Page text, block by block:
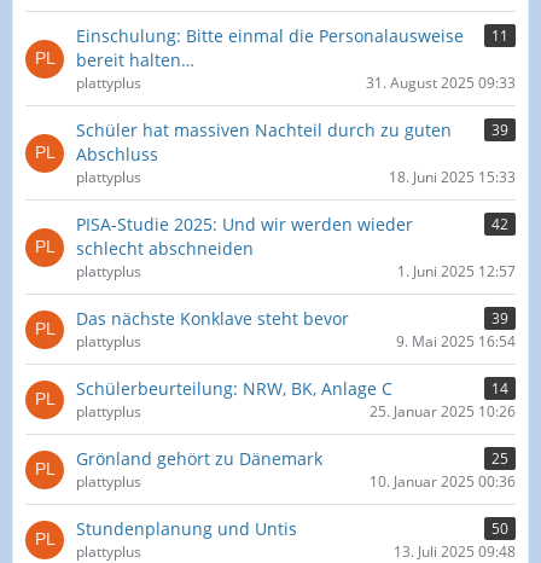
Einschulung: Bitte einmal die Personalausweise
bereit halten…
11
plattyplus 31. August 2025 09:33
Schüler hat massiven Nachteil durch zu guten
Abschluss
39
plattyplus 18. Juni 2025 15:33
PISA-Studie 2025: Und wir werden wieder
schlecht abschneiden
42
plattyplus 1. Juni 2025 12:57
Das nächste Konklave steht bevor
39
plattyplus
9. Mai 2025 16:54
Schülerbeurteilung: NRW, BK, Anlage C
14
plattyplus
25. Januar 2025 10:26
Grönland gehört zu Dänemark
25
plattyplus
10. Januar 2025 00:36
Stundenplanung und Untis
50
plattyplus
13. Juli 2025 09:48